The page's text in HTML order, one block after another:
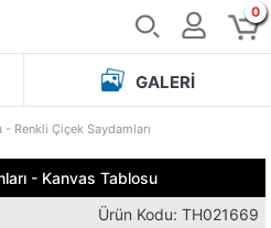
0
GALERI
- Renkli Çiçek Saydamları
- Kanvas Tablosu
Ürün Kodu: TH021669